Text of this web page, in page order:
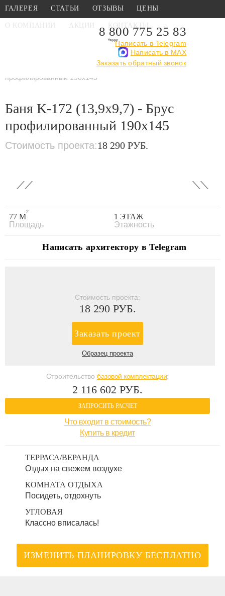
ГАЛЕРЕЯ СТАТЬИ ОТЗЫВЫ ЦЕНЫ
О КОМПАНИИ АКЦИИ КОНТАКТЫ
8 800 775 25 83
Написать в Telegram
Написать в MAX
Заказать обратный звонок
Проекты бань › Проекты бань из
Баня K-172 (13,9х9,7) - Брус
профилированный 190x145
Баня K-172 (13,9х9,7) - Брус
профилированный 190x145
Стоимость проекта:18 290 РУБ.
‹ ›
77 М
2
Площадь
1 ЭТАЖ
Этажность
Написать архитектору в Telegram
Стоимость проекта:
18 290 РУБ.
Заказать проект
Образец проекта
Строительство базовой комплектации:
2 116 602 РУБ.
ЗАПРОСИТЬ РАСЧЕТ
Что входит в стоимость?
Купить в кредит
ТЕРРАСА/ВЕРАНДА
Отдых на свежем воздухе
КОМНАТА ОТДЫХА
Посидеть, отдохнуть
УГЛОВАЯ
Классно вписалась!
ИЗМЕНИТЬ ПЛАНИРОВКУ БЕСПЛАТНО